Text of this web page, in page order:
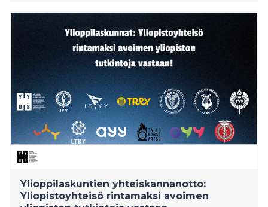
31.12.2027.
Ylioppilaskuntien yhteiskannanotto:
Yliopistoyhteisö rintamaksi avoimen